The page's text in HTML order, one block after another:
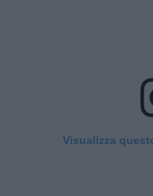
Visualizza